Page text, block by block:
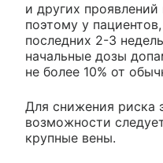
и других проявлений
поэтому у
последних 2-3
начальные дозы
не более 10% от
Для снижения риска
возможности
крупные вены.